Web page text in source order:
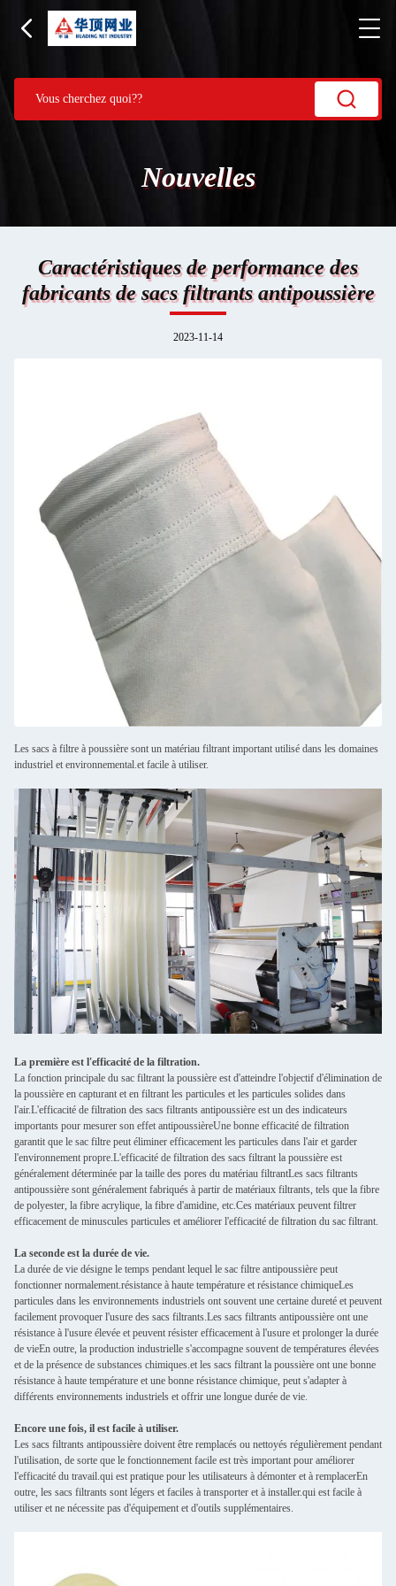
Nouvelles
Caractéristiques de performance des
fabricants de sacs filtrants antipoussière
2023-11-14
Les sacs à filtre à poussière sont un matériau filtrant important utilisé dans les domaines
industriel et environnemental.et facile à utiliser.
La première est l'efficacité de la filtration.
La fonction principale du sac filtrant la poussière est d'atteindre l'objectif d'élimination de
la poussière en capturant et en filtrant les particules et les particules solides dans
l'air.L'efficacité de filtration des sacs filtrants antipoussière est un des indicateurs
importants pour mesurer son effet antipoussièreUne bonne efficacité de filtration
garantit que le sac filtre peut éliminer efficacement les particules dans l'air et garder
l'environnement propre.L'efficacité de filtration des sacs filtrant la poussière est
généralement déterminée par la taille des pores du matériau filtrantLes sacs filtrants
antipoussière sont généralement fabriqués à partir de matériaux filtrants, tels que la fibre
de polyester, la fibre acrylique, la fibre d'amidine, etc.Ces matériaux peuvent filtrer
efficacement de minuscules particules et améliorer l'efficacité de filtration du sac filtrant.
La seconde est la durée de vie.
La durée de vie désigne le temps pendant lequel le sac filtre antipoussière peut
fonctionner normalement.résistance à haute température et résistance chimiqueLes
particules dans les environnements industriels ont souvent une certaine dureté et peuvent
facilement provoquer l'usure des sacs filtrants.Les sacs filtrants antipoussière ont une
résistance à l'usure élevée et peuvent résister efficacement à l'usure et prolonger la durée
de vieEn outre, la production industrielle s'accompagne souvent de températures élevées
et de la présence de substances chimiques.et les sacs filtrant la poussière ont une bonne
résistance à haute température et une bonne résistance chimique, peut s'adapter à
différents environnements industriels et offrir une longue durée de vie.
Encore une fois, il est facile à utiliser.
Les sacs filtrants antipoussière doivent être remplacés ou nettoyés régulièrement pendant
l'utilisation, de sorte que le fonctionnement facile est très important pour améliorer
l'efficacité du travail.qui est pratique pour les utilisateurs à démonter et à remplacerEn
outre, les sacs filtrants sont légers et faciles à transporter et à installer.qui est facile à
utiliser et ne nécessite pas d'équipement et d'outils supplémentaires.